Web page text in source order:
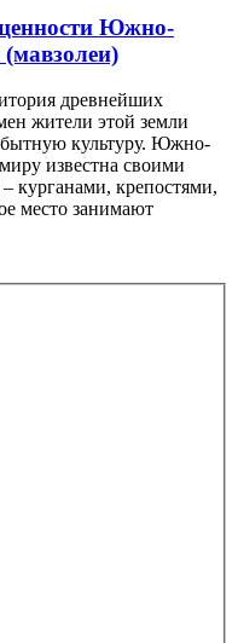
ценности Южно-
(мавзолеи)
древнейших
жители этой земли
культуру. Южно-
известна своими
курганами, крепостями,
место занимают